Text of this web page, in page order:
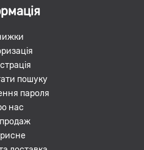
пошуку
пароля
нас